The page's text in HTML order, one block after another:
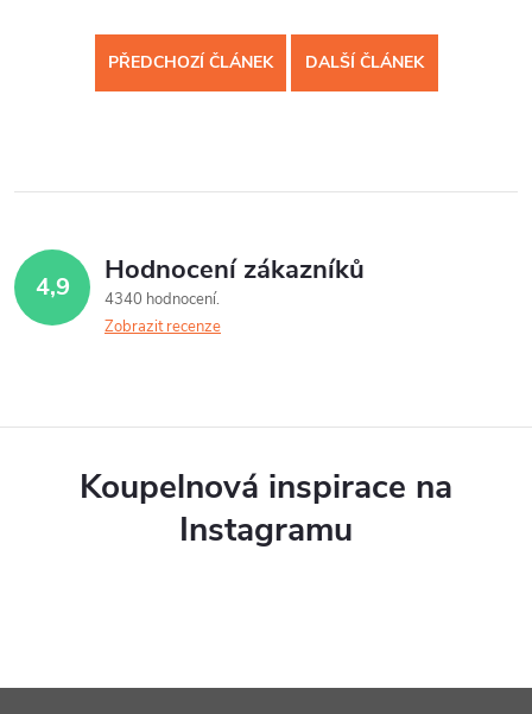
PŘEDCHOZÍ ČLÁNEK DALŠÍ ČLÁNEK
4,9 Hodnocení zákazníků
4340 hodnocení
Zobrazit recenze
Koupelnová inspirace na
Instagramu